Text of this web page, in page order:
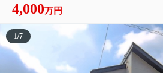
4,000万円
1/7